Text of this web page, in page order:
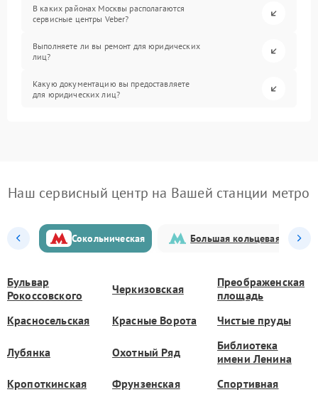
В каких районах Москвы располагаются
сервисные центры Veber?
Выполняете ли вы ремонт для юридических
лиц?
Какую документацию вы предоставляете
для юридических лиц?
Наш сервисный центр на Вашей станции метро
Сокольническая Большая кольцевая
Бульвар
Рокоссовского
Черкизовская
Преображенская
площадь
Красносельская
Красные Ворота Чистые пруды
Лубянка Охотный Ряд
Библиотека
имени Ленина
Кропоткинская
Фрунзенская Спортивная